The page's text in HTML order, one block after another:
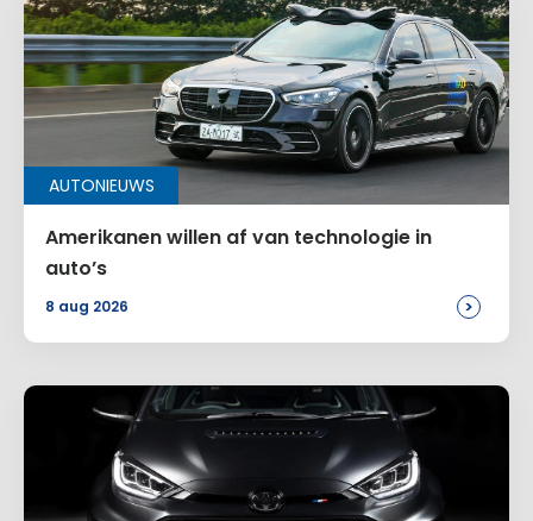
AUTONIEUWS
Amerikanen willen af van technologie in
auto’s
8 aug 2026 >